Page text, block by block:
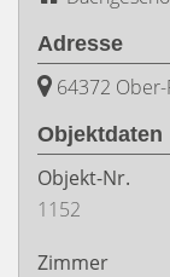
Adresse
64372
Objektdaten
Objekt-Nr.
1152
Zimmer